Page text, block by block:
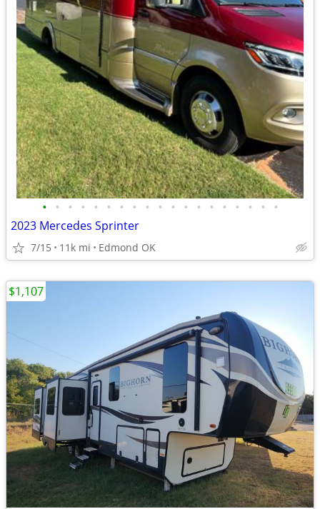
• • • • • • • • • • • • • • • • • • •
2023 Mercedes Sprinter
7/15 11k mi Edmond OK
$1,107